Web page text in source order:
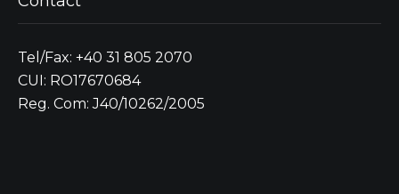
Tel/Fax: +40 31 805 2070
CUI: RO17670684
Reg. Com: J40/10262/2005